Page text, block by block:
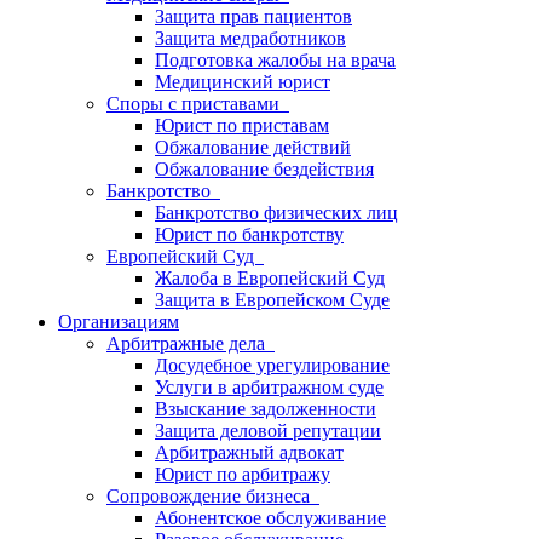
Защита прав пациентов
Защита медработников
Подготовка жалобы на врача
Медицинский юрист
Споры с приставами
Юрист по приставам
Обжалование действий
Обжалование бездействия
Банкротство
Банкротство физических лиц
Юрист по банкротству
Европейский Суд
Жалоба в Европейский Суд
Защита в Европейском Суде
Организациям
Арбитражные дела
Досудебное урегулирование
Услуги в арбитражном суде
Взыскание задолженности
Защита деловой репутации
Арбитражный адвокат
Юрист по арбитражу
Сопровождение бизнеса
Абонентское обслуживание